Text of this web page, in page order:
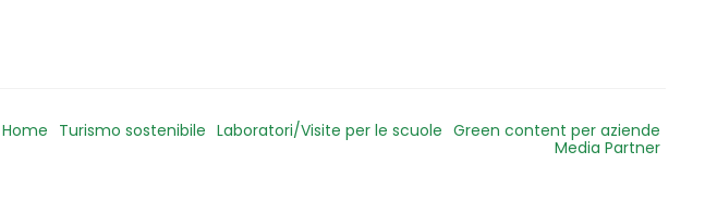
Home Turismo sostenibile Laboratori/Visite per le scuole Green content per aziende
Media Partner